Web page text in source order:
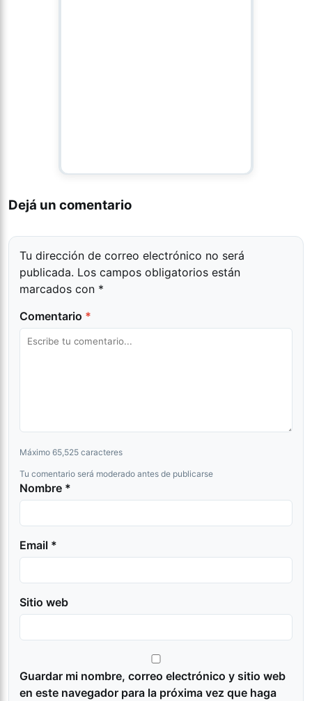
Dejá un comentario
Tu dirección de correo electrónico no será
publicada. Los campos obligatorios están
marcados con *
Comentario *
Máximo 65,525 caracteres
Tu comentario será moderado antes de publicarse
Nombre *
Email *
Sitio web
Guardar mi nombre, correo electrónico y sitio web
en este navegador para la próxima vez que haga